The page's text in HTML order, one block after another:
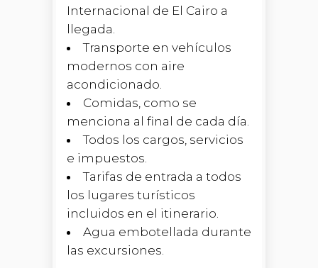
Internacional de El Cairo a
llegada.
Transporte en vehículos
modernos con aire
acondicionado.
Comidas, como se
menciona al final de cada día.
Todos los cargos, servicios
e impuestos.
Tarifas de entrada a todos
los lugares turísticos
incluidos en el itinerario.
Agua embotellada durante
las excursiones.